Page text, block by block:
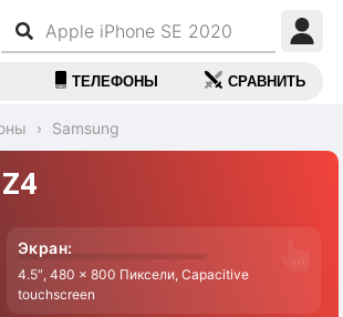
ТЕЛЕФОНЫ СРАВНИТЬ
Samsung
Экран:
4.5″, 480 x 800 Пиксели, Capacitive
touchscreen